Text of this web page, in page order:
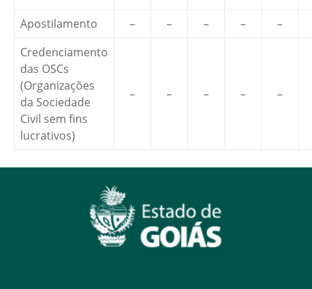
Apostilamento – – – –
–
Credenciamento
das OSCs
(Organizações
da Sociedade
Civil sem fins
lucrativos)
– – – – –